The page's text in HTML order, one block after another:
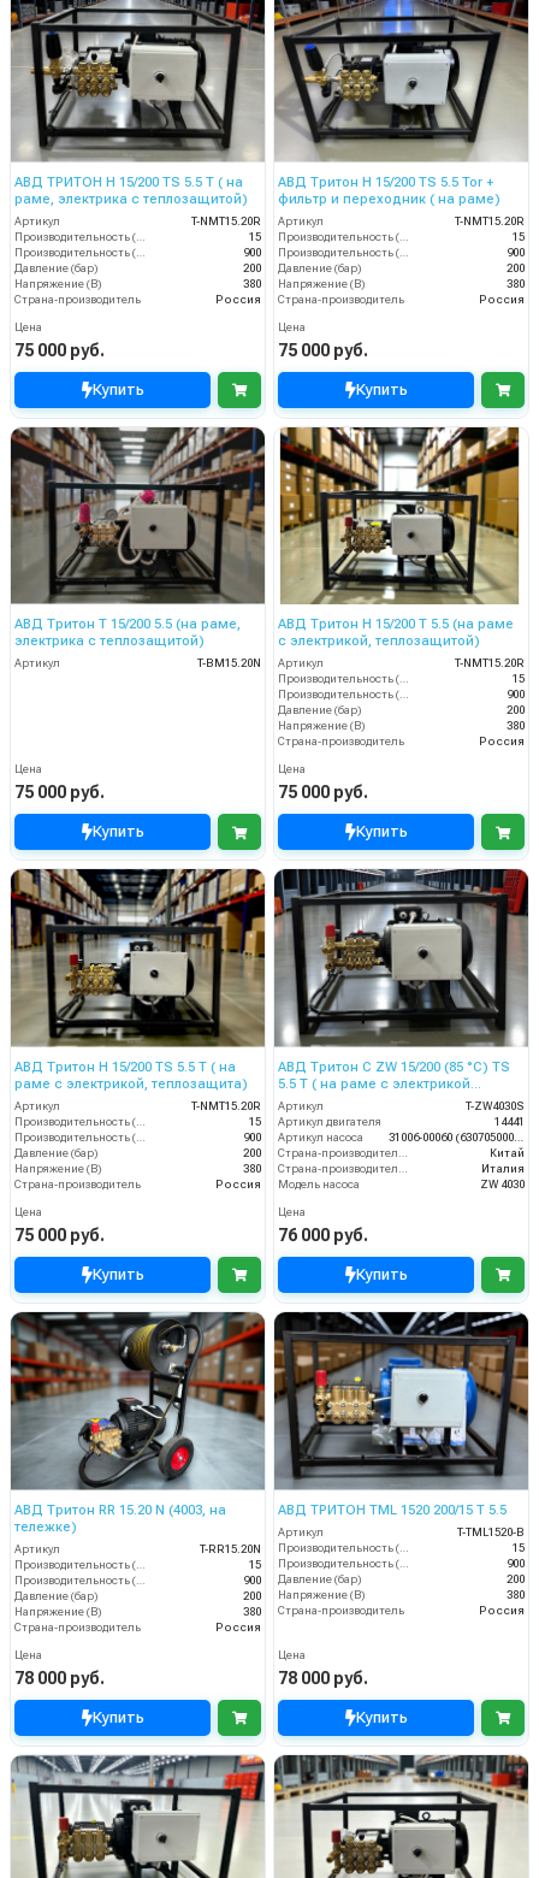
АВД ТРИТОН H 15/200 TS 5.5 T ( на
раме, электрика с теплозащитой)
Артикул
T-NMT15.20R
15
900
Давление (бар)
200
Напряжение (В)
380
Страна-производитель
Россия
Цена
75 000 руб.
Купить
АВД Тритон H 15/200 TS 5.5 Tor +
фильтр и переходник ( на раме)
Артикул
T-NMT15.20R
15
900
Давление (бар)
200
Напряжение (В)
380
Страна-производитель
Россия
Цена
75 000 руб.
Купить
АВД Тритон Т 15/200 5.5 (на раме,
электрика с теплозащитой)
Артикул T-BM15.20N
Цена
75 000 руб.
Купить
АВД Тритон H 15/200 T 5.5 (на раме
с электрикой, теплозащитой)
Артикул
T-NMT15.20R
Производительность (л/мин)
15
Производительность (л/ч)
900
Давление (бар)
200
Напряжение (В)
380
Страна-производитель
Россия
Цена
75 000 руб.
Купить
АВД Тритон H 15/200 TS 5.5 T ( на
раме с электрикой, теплозащита)
Артикул
T-NMT15.20R
15
900
Давление (бар)
200
Напряжение (В)
380
Страна-производитель
Россия
Цена
75 000 руб.
Купить
АВД Тритон C ZW 15/200 (85 °C) TS
5.5 T ( на раме с электрикой
теплозащитой)
Артикул
T-ZW4030S
Артикул двигателя
14441
Артикул насоса
Китай
Италия
Модель насоса
ZW 4030
Цена
76 000 руб.
Купить
АВД Тритон RR 15.20 N (4003, на
тележке)
Артикул
T-RR15.20N
15
900
Давление (бар)
200
Напряжение (В)
380
Страна-производитель
Россия
Цена
78 000 руб.
Купить
АВД ТРИТОН TML 1520 200/15 T 5.5
Артикул
T-TML1520-В
15
900
Давление (бар)
200
Напряжение (В)
380
Страна-производитель
Россия
Цена
78 000 руб.
Купить